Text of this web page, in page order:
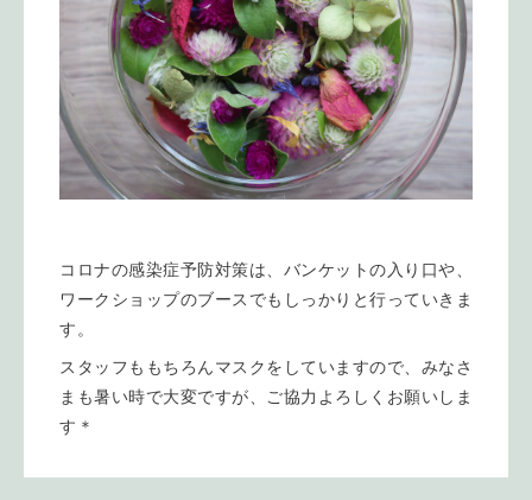
コロナの感染症予防対策は、バンケットの入り口や、
ワークショップのブースでもしっかりと行っていきま
す。
スタッフももちろんマスクをしていますので、みなさ
まも暑い時で大変ですが、ご協力よろしくお願いしま
す＊